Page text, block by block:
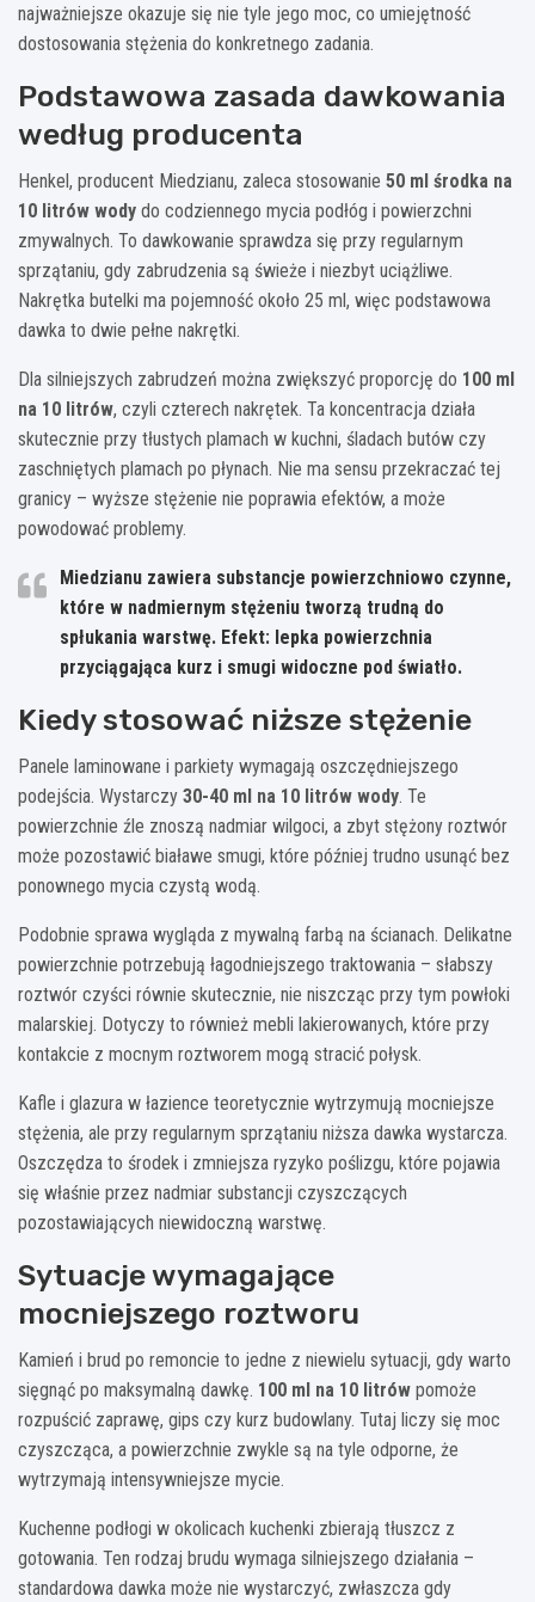
najważniejsze okazuje się nie tyle jego moc, co umiejętność
dostosowania stężenia do konkretnego zadania.
Podstawowa zasada dawkowania
według producenta
Henkel, producent Miedzianu, zaleca stosowanie 50 ml środka na
10 litrów wody do codziennego mycia podłóg i powierzchni
zmywalnych. To dawkowanie sprawdza się przy regularnym
sprzątaniu, gdy zabrudzenia są świeże i niezbyt uciążliwe.
Nakrętka butelki ma pojemność około 25 ml, więc podstawowa
dawka to dwie pełne nakrętki.
Dla silniejszych zabrudzeń można zwiększyć proporcję do 100 ml
na 10 litrów, czyli czterech nakrętek. Ta koncentracja działa
skutecznie przy tłustych plamach w kuchni, śladach butów czy
zaschniętych plamach po płynach. Nie ma sensu przekraczać tej
granicy – wyższe stężenie nie poprawia efektów, a może
powodować problemy.
Miedzianu zawiera substancje powierzchniowo czynne,
które w nadmiernym stężeniu tworzą trudną do
spłukania warstwę. Efekt: lepka powierzchnia
przyciągająca kurz i smugi widoczne pod światło.
Kiedy stosować niższe stężenie
Panele laminowane i parkiety wymagają oszczędniejszego
podejścia. Wystarczy 30-40 ml na 10 litrów wody. Te
powierzchnie źle znoszą nadmiar wilgoci, a zbyt stężony roztwór
może pozostawić białawe smugi, które później trudno usunąć bez
ponownego mycia czystą wodą.
Podobnie sprawa wygląda z mywalną farbą na ścianach. Delikatne
powierzchnie potrzebują łagodniejszego traktowania – słabszy
roztwór czyści równie skutecznie, nie niszcząc przy tym powłoki
malarskiej. Dotyczy to również mebli lakierowanych, które przy
kontakcie z mocnym roztworem mogą stracić połysk.
Kafle i glazura w łazience teoretycznie wytrzymują mocniejsze
stężenia, ale przy regularnym sprzątaniu niższa dawka wystarcza.
Oszczędza to środek i zmniejsza ryzyko poślizgu, które pojawia
się właśnie przez nadmiar substancji czyszczących
pozostawiających niewidoczną warstwę.
Sytuacje wymagające
mocniejszego roztworu
Kamień i brud po remoncie to jedne z niewielu sytuacji, gdy warto
sięgnąć po maksymalną dawkę. 100 ml na 10 litrów pomoże
rozpuścić zaprawę, gips czy kurz budowlany. Tutaj liczy się moc
czyszcząca, a powierzchnie zwykle są na tyle odporne, że
wytrzymają intensywniejsze mycie.
Kuchenne podłogi w okolicach kuchenki zbierają tłuszcz z
gotowania. Ten rodzaj brudu wymaga silniejszego działania –
standardowa dawka może nie wystarczyć, zwłaszcza gdy